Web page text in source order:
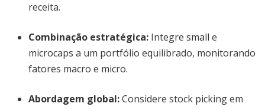
receita.
Combinação estratégica: Integre small e
microcaps a um portfólio equilibrado, monitorando
fatores macro e micro.
Abordagem global:Considere stock picking em